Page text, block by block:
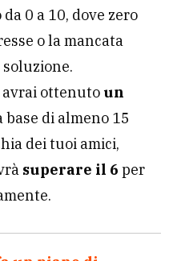
0 a 10, dove zero
o la mancata
avrai ottenuto un
base di almeno 15
dei tuoi amici,
superare il 6 per